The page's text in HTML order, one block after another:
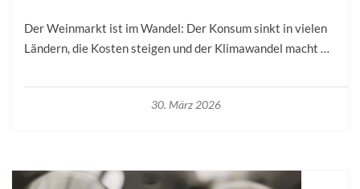
Der Weinmarkt ist im Wandel: Der Konsum sinkt in vielen
Ländern, die Kosten steigen und der Klimawandel macht …
30. März 2026